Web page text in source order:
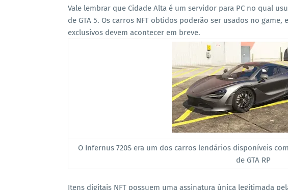
Vale lembrar que Cidade Alta é um servidor para PC no qual
de GTA 5. Os carros NFT obtidos poderão ser usados no
exclusivos devem acontecer em breve.
O Infernus 720S era um dos carros lendários disponíveis
de GTA RP
Itens digitais NFT possuem uma assinatura única legitimada